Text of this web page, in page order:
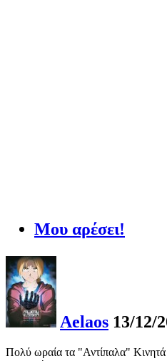
Μου αρέσει!
Aelaos 13/12/
Πολύ ωραία τα "Αντίπαλα"